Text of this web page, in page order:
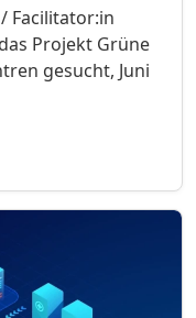
Facilitator:in
Projekt Grüne
gesucht, Juni